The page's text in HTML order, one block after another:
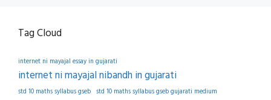
Tag Cloud
internet ni mayajal essay in gujarati
internet ni mayajal nibandh in gujarati
std 10 maths syllabus gseb std 10 maths syllabus gseb gujarati medium